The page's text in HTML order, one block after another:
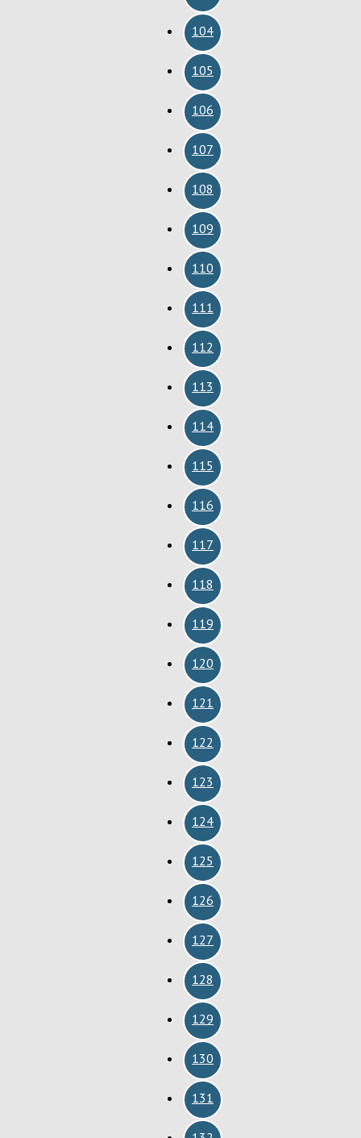
104
105
106
107
108
109
110
111
112
113
114
115
116
117
118
119
120
121
122
123
124
125
126
127
128
129
130
131